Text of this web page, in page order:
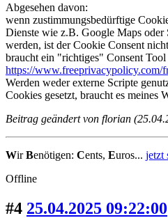
Abgesehen davon:
wenn zustimmungsbedürftige
Dienste wie z.B. Google Maps
werden, ist der Cookie Consent
braucht ein "richtiges" Consent
https://www.freeprivacypolicy.com/
Werden weder externe Scripte
Cookies gesetzt, braucht es meines
Beitrag geändert von florian
WirBenötigen: Cents, Euros... jetzt
Offline
#4 25.04.2025 09:22:00